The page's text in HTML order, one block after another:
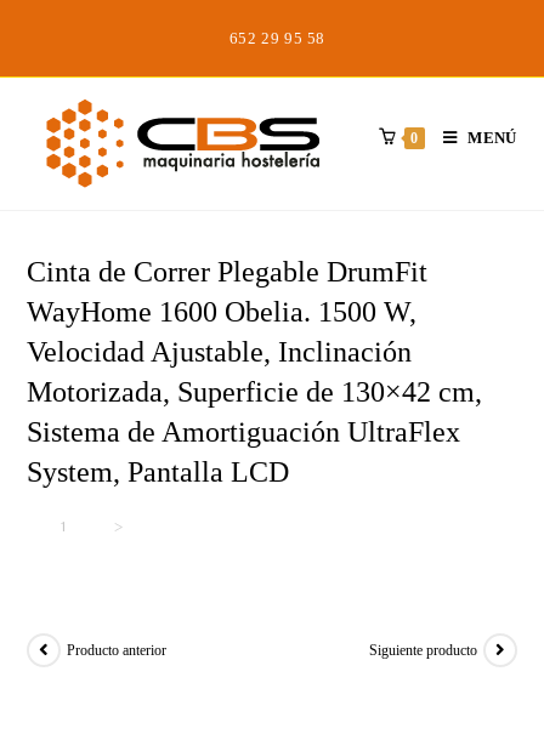
contenido
652 29 95 58
0 MENÚ
Cinta de Correr Plegable DrumFit
WayHome 1600 Obelia. 1500 W,
Velocidad Ajustable, Inclinación
Motorizada, Superficie de 130×42 cm,
Sistema de Amortiguación UltraFlex
System, Pantalla LCD
>
Producto anterior Siguiente producto